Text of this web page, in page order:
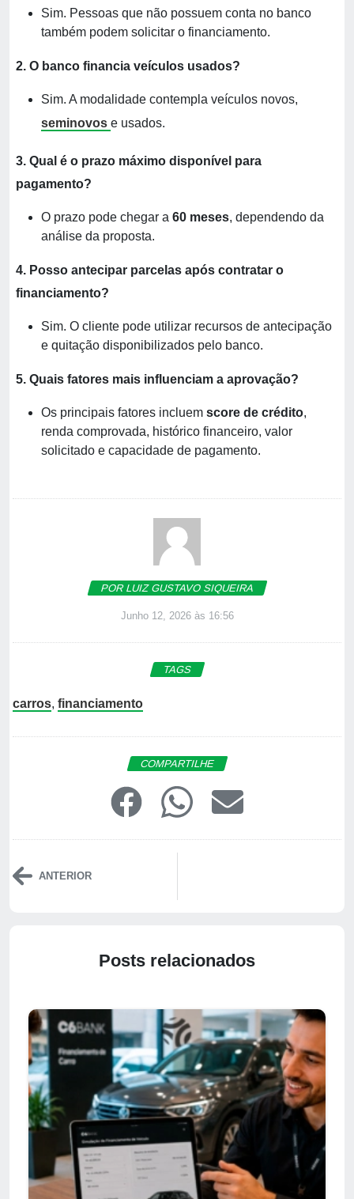
Sim. Pessoas que não possuem conta no banco
também podem solicitar o financiamento.
2. O banco financia veículos usados?
Sim. A modalidade contempla veículos novos,
seminovos e usados.
3. Qual é o prazo máximo disponível para
pagamento?
O prazo pode chegar a 60 meses, dependendo da
análise da proposta.
4. Posso antecipar parcelas após contratar o
financiamento?
Sim. O cliente pode utilizar recursos de antecipação
e quitação disponibilizados pelo banco.
5. Quais fatores mais influenciam a aprovação?
Os principais fatores incluem score de crédito,
renda comprovada, histórico financeiro, valor
solicitado e capacidade de pagamento.
POR LUIZ GUSTAVO SIQUEIRA
Junho 12, 2026 às 16:56
TAGS
carros, financiamento
COMPARTILHE
ANTERIOR
Posts relacionados